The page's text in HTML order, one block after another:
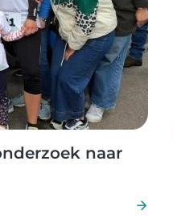
naar